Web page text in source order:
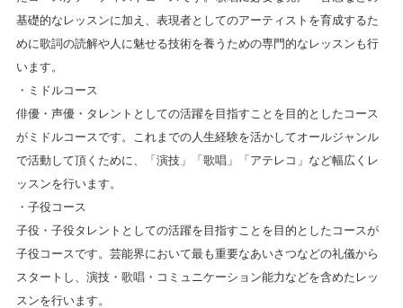
基礎的なレッスンに加え、表現者としてのアーティストを育成するた
めに歌詞の読解や人に魅せる技術を養うための専門的なレッスンも行
います。
・ミドルコース
俳優・声優・タレントとしての活躍を目指すことを目的としたコース
がミドルコースです。これまでの人生経験を活かしてオールジャンル
で活動して頂くために、「演技」「歌唱」「アテレコ」など幅広くレ
ッスンを行います。
・子役コース
子役・子役タレントとしての活躍を目指すことを目的としたコースが
子役コースです。芸能界において最も重要なあいさつなどの礼儀から
スタートし、演技・歌唱・コミュニケーション能力などを含めたレッ
スンを行います。